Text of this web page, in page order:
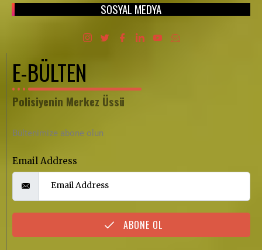
SOSYAL MEDYA
E-BÜLTEN
Polisiyenin Merkez Üssü
Bültenimize abone olun
Email Address
ABONE OL